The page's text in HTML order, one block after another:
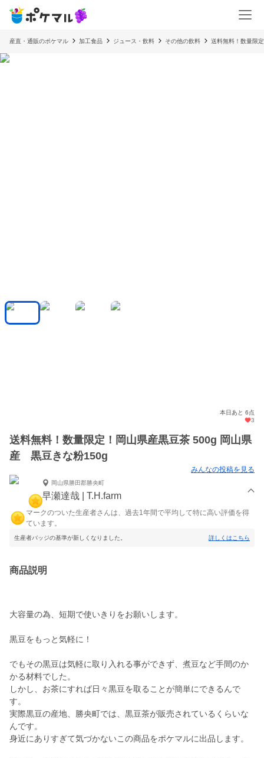
産直・通販のポケマル 加工食品 ジュース・飲料 その他の飲料 送料無料！数量限
本日あと 6点
3
送料無料！数量限定！岡山県産黒豆茶 500g 岡山県
産 黒豆きな粉150g
みんなの投稿を見る
岡山県勝田郡勝央町
早瀬達哉 | T.H.farm
マークのついた生産者さんは、過去1年間で平均して特に高い評価を得
ています。
生産者バッジの基準が新しくなりました。 詳しくはこちら
商品説明
大容量の為、短期で使いきりをお願いします。
黒豆をもっと気軽に！
でもその黒豆は気軽に取り入れる事ができず、煮豆など手間のか
かる材料でした。
しかし、お茶にすれば日々黒豆を取ることが簡単にできるんで
す。
実際黒豆の産地、勝央町では、黒豆茶が販売されているくらいな
んです。
身近にありすぎて気づかないこの商品をポケマルに出品します。